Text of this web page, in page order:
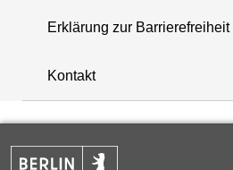
+
−
Erklärung zur Barrierefreiheit
Kontakt